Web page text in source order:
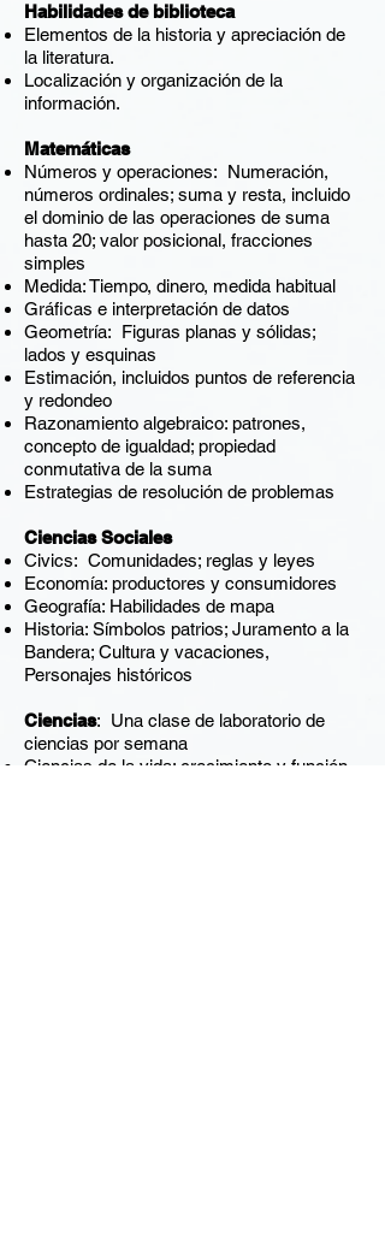
Habilidades de biblioteca
Elementos de la historia y apreciación de
la literatura.
Localización y organización de la
información.
Matemáticas
Números y operaciones: Numeración,
números ordinales; suma y resta, incluido
el dominio de las operaciones de suma
hasta 20; valor posicional, fracciones
simples
Medida: Tiempo, dinero, medida habitual
Gráficas e interpretación de datos
Geometría: Figuras planas y sólidas;
lados y esquinas
Estimación, incluidos puntos de referencia
y redondeo
Razonamiento algebraico: patrones,
concepto de igualdad; propiedad
conmutativa de la suma
Estrategias de resolución de problemas
Ciencias Sociales
Civics: Comunidades; reglas y leyes
Economía: productores y consumidores
Geografía: Habilidades de mapa
Historia: Símbolos patrios; Juramento a la
Bandera; Cultura y vacaciones,
Personajes históricos
Ciencias: Una clase de laboratorio de
ciencias por semana
Ciencias de la vida: crecimiento y función